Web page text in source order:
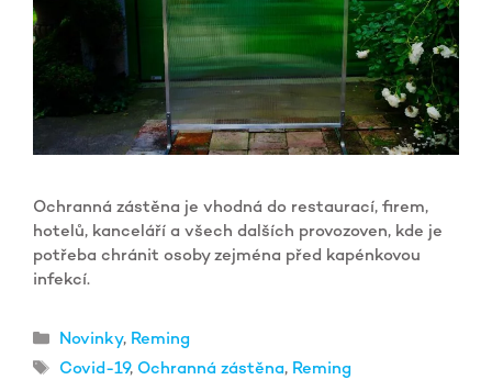
Ochranná zástěna je vhodná do restaurací, firem,
hotelů, kanceláří a všech dalších provozoven, kde je
potřeba chránit osoby zejména před kapénkovou
infekcí.
Rubriky
Novinky, Reming
Štítky
Covid-19, Ochranná zástěna, Reming